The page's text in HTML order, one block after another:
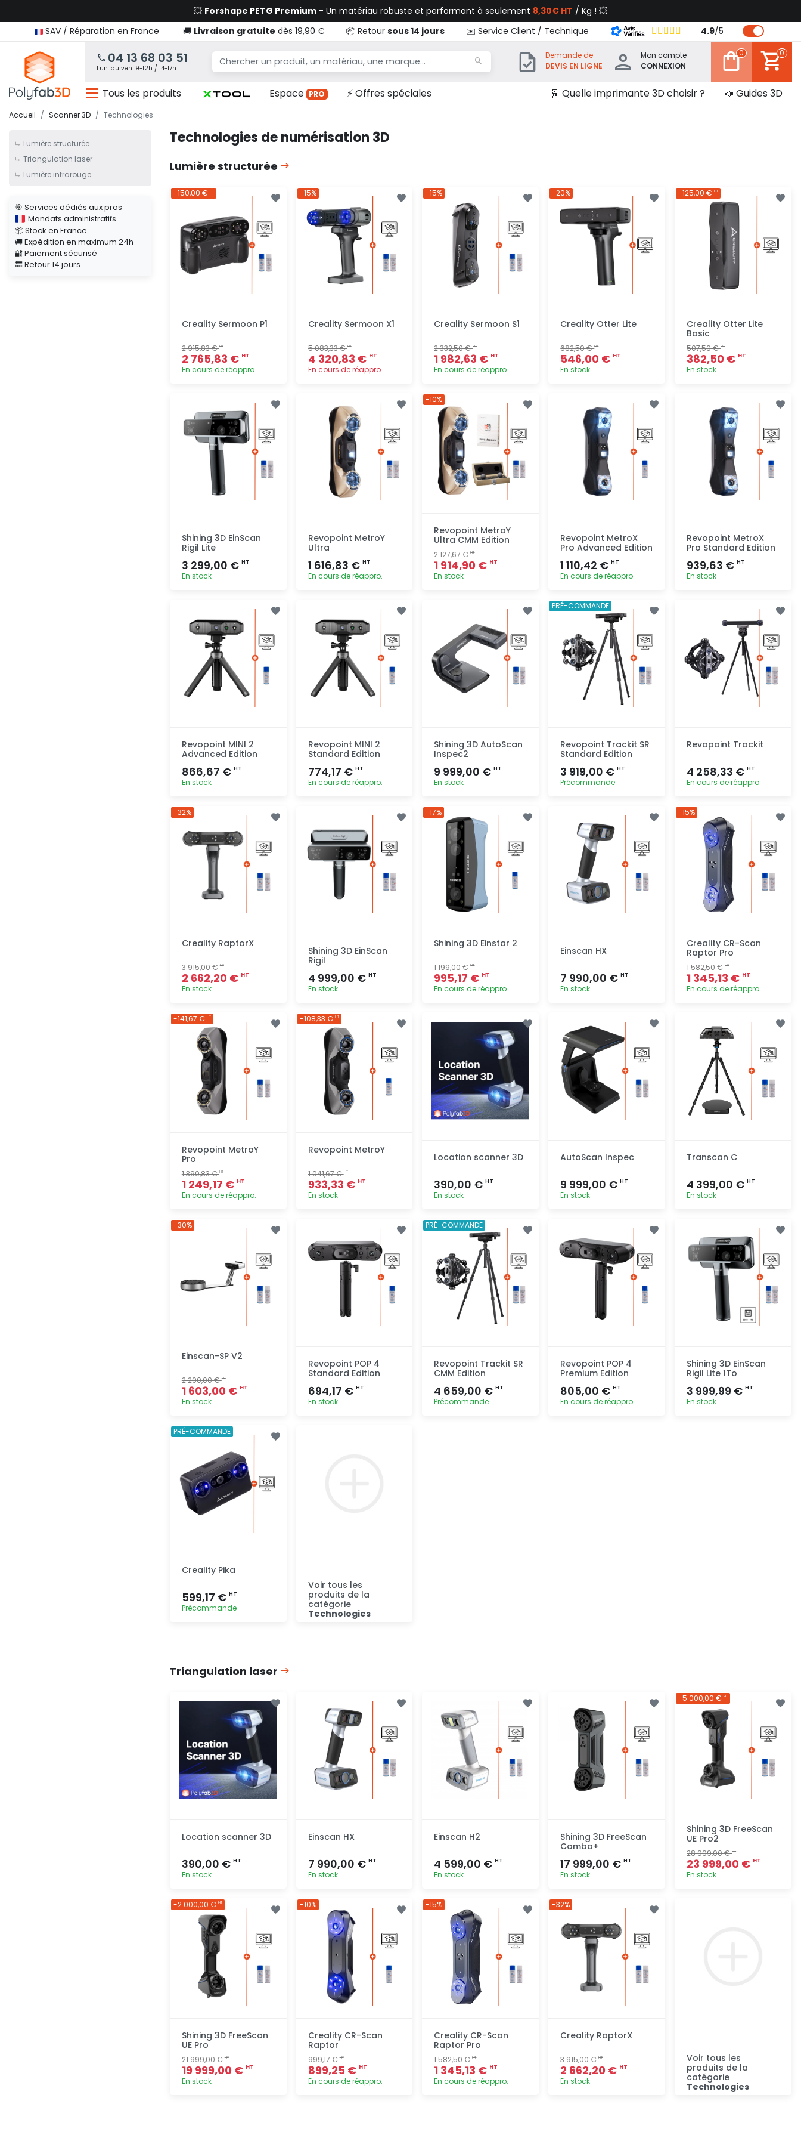
💥 Forshape PETG Premium - Un matériau robuste et performant à seulement 8,30€ HT / Kg ! 💥
SAV / Réparation en France
🚚 Livraison gratuite dès 19,90 € 📦 Retour sous 14 jours ✉️ Service Client / Technique 4.9/5
04 13 68 03 51
Lun. au ven. 9-12h / 14-17h
Demande de
DEVIS EN LIGNE
Mon compte
CONNEXION
0 0
Tous les produits Espace PRO ⚡ Offres spéciales 🧬 Quelle imprimante 3D choisir ? 📣 Guides 3D
Accueil Scanner 3D Technologies
Lumière structurée
Triangulation laser
Lumière infrarouge
🎯 Services dédiés aux pros
Mandats administratifs
📦 Stock en France
🚚 Expédition en maximum 24h
🔐 Paiement sécurisé
🔙 Retour 14 jours
Technologies de numérisation 3D
Lumière structurée
Creality Sermoon P1
2 915,83 €HT
2 765,83 € HT
En cours de réappro.
rapide
-150,00 € HT
Creality Sermoon X1
5 083,33 €HT
4 320,83 € HT
En cours de réappro.
rapide
-15%
Creality Sermoon S1
2 332,50 €HT
1 982,63 € HT
En cours de réappro.
-15%
Creality Otter Lite
682,50 €HT
546,00 € HT
En stock
rapide
-20%
Creality Otter Lite
Basic
507,50 €HT
382,50 € HT
En stock
rapide
-125,00 €HT
Shining 3D EinScan
Rigil Lite
3 299,00 € HT
En stock
Revopoint MetroY
Ultra
1 616,83 € HT
En cours de réappro.
Revopoint MetroY
Ultra CMM Edition
2 127,67 €HT
1 914,90 € HT
En stock
-10%
Revopoint MetroX
Pro Advanced Edition
1 110,42 €HT
En cours de réappro.
rapide
Revopoint MetroX
Pro Standard Edition
939,63 €HT
En stock
Revopoint MINI 2
Advanced Edition
866,67 € HT
En stock
Revopoint MINI 2
Standard Edition
774,17 € HT
En cours de réappro.
Shining 3D AutoScan
Inspec2
9 999,00 €HT
En stock
rapide
Revopoint Trackit SR
Standard Edition
3 919,00 €HT
Précommande
PRÉ-COMMANDE
Revopoint Trackit
4 258,33 €HT
En cours de réappro.
Creality RaptorX
3 915,00 €HT
2 662,20 € HT
En stock
-32%
Shining 3D EinScan
Rigil
4 999,00 € HT
En stock
Shining 3D Einstar 2
1 199,00 €HT
995,17 € HT
En cours de réappro.
-17%
Einscan HX
7 990,00 €HT
En stock
Creality CR-Scan
Raptor Pro
1 582,50 €HT
1 345,13 € HT
En cours de réappro.
-15%
Revopoint MetroY
Pro
1 390,83 €HT
1 249,17 € HT
En cours de réappro.
-141,67 € HT
Revopoint MetroY
1 041,67 €HT
933,33 € HT
En stock
-108,33 € HT
Location scanner 3D
390,00 €HT
En stock
rapide
AutoScan Inspec
9 999,00 €HT
En stock
Transcan C
4 399,00 €HT
En stock
rapide
Einscan-SP V2
2 290,00 €HT
1 603,00 € HT
En stock
rapide
-30%
Revopoint POP 4
Standard Edition
694,17 € HT
En stock
Revopoint Trackit SR
CMM Edition
4 659,00 €HT
Précommande
PRÉ-COMMANDE
Revopoint POP 4
Premium Edition
805,00 €HT
En cours de réappro.
Shining 3D EinScan
Rigil Lite 1To
3 999,99 €HT
En stock
Creality Pika
599,17 € HT
Précommande
PRÉ-COMMANDE
Voir tous les
produits de la
catégorie
Technologies
Triangulation laser
Location scanner 3D
390,00 € HT
En stock
Einscan HX
7 990,00 € HT
En stock
Einscan H2
4 599,00 €HT
En stock
Shining 3D FreeScan
Combo+
17 999,00 €HT
En stock
Shining 3D FreeScan
UE Pro2
28 999,00 €HT
23 999,00 € HT
En stock
-5 000,00 €HT
Shining 3D FreeScan
UE Pro
21 999,00 €HT
19 999,00 € HT
En stock
-2 000,00 € HT
Creality CR-Scan
Raptor
999,17 €HT
899,25 € HT
En cours de réappro.
-10%
Creality CR-Scan
Raptor Pro
1 582,50 €HT
1 345,13 € HT
En cours de réappro.
-15%
Creality RaptorX
3 915,00 €HT
2 662,20 € HT
En stock
-32%
Voir tous les
produits de la
catégorie
Technologies